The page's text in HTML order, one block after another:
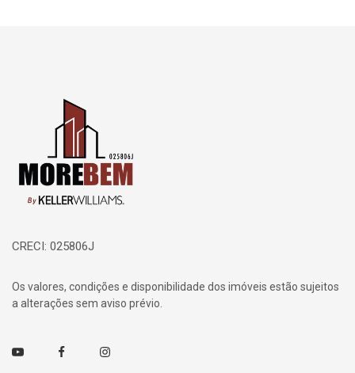
Página inicial
CRECI: 025806J
Os valores, condições e disponibilidade dos imóveis estão sujeitos
a alterações sem aviso prévio.
Youtube FacebookInstagram